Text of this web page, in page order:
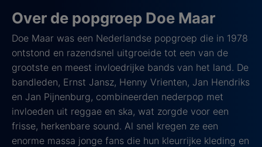
Over de popgroep Doe Maar
Doe Maar was een Nederlandse popgroep die in 1978
ontstond en razendsnel uitgroeide tot een van de
grootste en meest invloedrijke bands van het land. De
bandleden, Ernst Jansz, Henny Vrienten, Jan Hendriks
en Jan Pijnenburg, combineerden nederpop met
invloeden uit reggae en ska, wat zorgde voor een
frisse, herkenbare sound. Al snel kregen ze een
enorme massa jonge fans die hun kleurrijke kleding en